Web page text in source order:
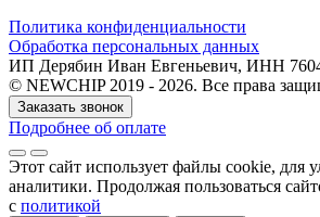
Политика конфиденциальности
Обработка персональных данных
ИП Дерябин Иван Евгеньевич, ИНН
© NEWCHIP 2019 - 2026. Все права
Заказать звонок
Подробнее об оплате
Этот сайт использует файлы cookie, для
аналитики. Продолжая пользоваться
с политикой